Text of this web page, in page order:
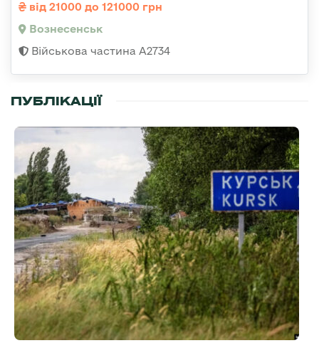
від 21000 до 121000 грн
Вознесенськ
Військова частина А2734
ПУБЛІКАЦІЇ